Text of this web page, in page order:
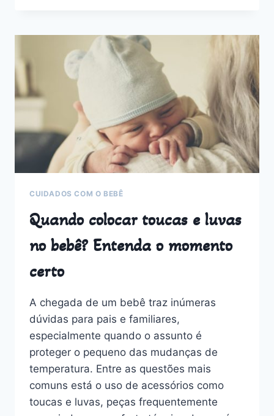
NOMES
PERFEITOS
PARA
GÊMEOS
MENINOS
CUIDADOS COM O BEBÊ
Quando colocar toucas e luvas
no bebê? Entenda o momento
certo
A chegada de um bebê traz inúmeras
dúvidas para pais e familiares,
especialmente quando o assunto é
proteger o pequeno das mudanças de
temperatura. Entre as questões mais
comuns está o uso de acessórios como
toucas e luvas, peças frequentemente